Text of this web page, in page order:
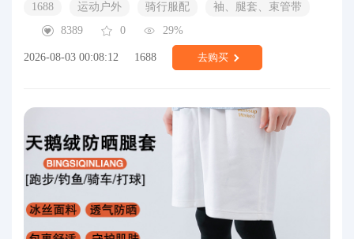
1688 运动户外 骑行服配
袖、腿套、束管带
8389
0 29%
2026-08-03 00:08:12 1688 去购买